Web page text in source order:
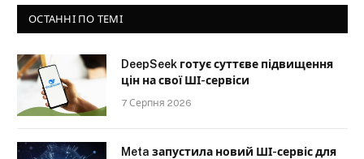
ОСТАННІ ПО ТЕМІ
DeepSeek готує суттєве підвищення
цін на свої ШІ-сервіси
7 Серпня 2026
Meta запустила новий ШІ-сервіс для